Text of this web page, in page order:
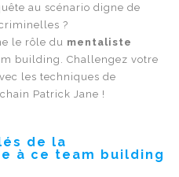
au scénario digne de
?
le rôle du mentaliste
building. Challengez votre
les techniques de
Patrick Jane !
de la
à ce team building